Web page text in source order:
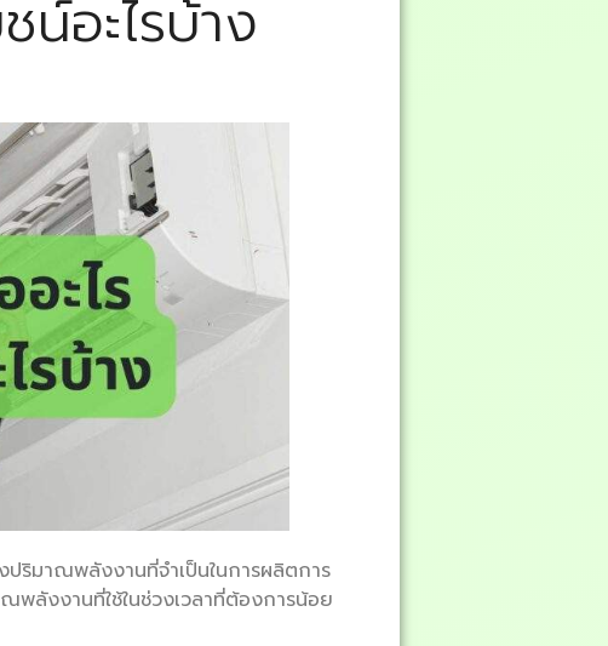
น์อะไรบ้าง
ปริมาณพลังงานที่จำเป็นในการผลิตการ
พลังงานที่ใช้ในช่วงเวลาที่ต้องการน้อย